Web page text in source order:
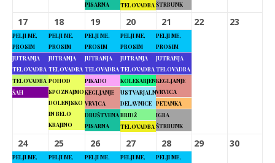
PISARNA
TELOVADBAŠTRBUNK
17
PELJI ME,
PROSIM
JUTRANJA
TELOVADBA
TELOVADBA
ŠAH
18
PELJI ME,
PROSIM
JUTRANJA
TELOVADBA
POHOD
SPOZNAJMO
DOLENJSKO
IN BELO
KRAJINO
19
PELJI ME,
PROSIM
JUTRANJA
TELOVADBA
PIKADO
KEGLJANJE
VRVICA
DRUŠTVENA
PISARNA
20
PELJI ME,
PROSIM
JUTRANJA
TELOVADBA
KOLESARJENJE
USTVARJALNE
DELAVNICE
BRIDŽ
TELOVADBA
21
PELJI ME,
PROSIM
JUTRANJA
TELOVADBA
KEGLJANJE
VRVICA
PETANKA
IGRA
ŠTRBUNK
22 23
24
PELJI ME,
25
PELJI ME,
26
PELJI ME,
27
PELJI ME,
28
PELJI ME,
29 30